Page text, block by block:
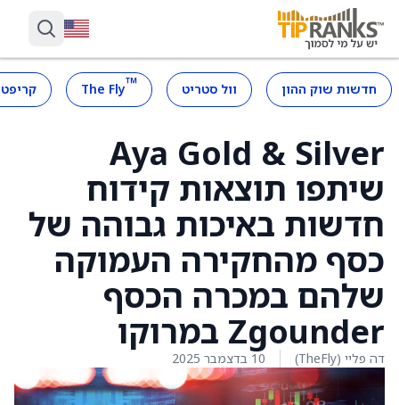
חדשות שוק ההון וול סטריט ™
The Fly
Aya Gold & Silver
שיתפו תוצאות קידוח
חדשות באיכות גבוהה של
כסף מהחקירה העמוקה
שלהם במכרה הכסף
Zgounder במרוקו
דה פליי (TheFly) 10 בדצמבר 2025